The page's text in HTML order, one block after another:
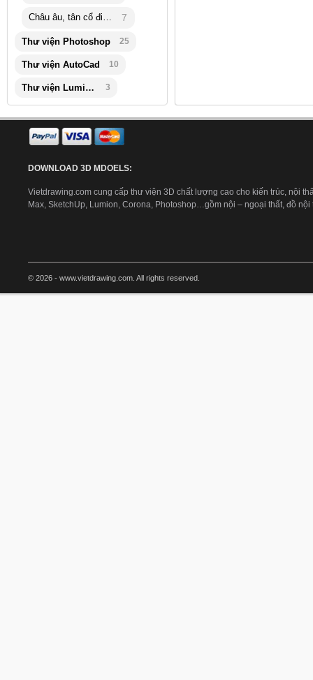
Châu âu, tân cổ điển 7
Thư viện Photoshop 25
Thư viện AutoCad 10
Thư viện Lumion 3
DOWNLOAD 3D MDOELS:
Vietdrawing.com cung cấp thư viện 3D chất lượng cao cho kiến trúc, nội
Max, SketchUp, Lumion, Corona, Photoshop…gồm nội – ngoại thất, đồ nội
© 2026 - www.vietdrawing.com. All rights reserved.